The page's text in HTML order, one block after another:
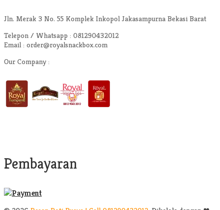
Jln. Merak 3 No. 55 Komplek Inkopol Jakasampurna Bekasi Barat
Telepon / Whatsapp : 081290432012
Email : order@royalsnackbox.com
Our Company :
Pembayaran